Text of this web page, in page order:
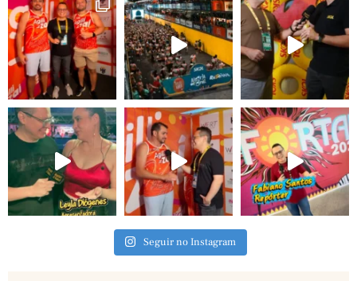
Seguir no Instagram